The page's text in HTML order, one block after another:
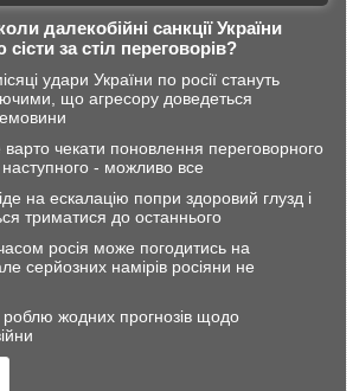
далекобійні санкції України
за стіл переговорів?
удари України по росії стануть
що агресору доведеться
варто чекати поновлення переговорного
- можливо все
на ескалацію попри здоровий глузд і
триматися до останнього
росія може погодитись на
серйозних намірів росіяни не
жодних прогнозів щодо